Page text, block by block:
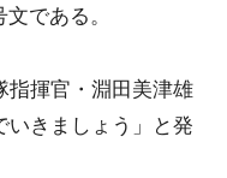
である。
揮官・淵田美津雄
きましょう」と発